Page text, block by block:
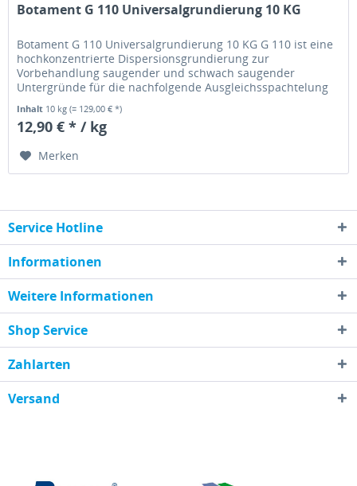
Botament G 110 Universalgrundierung 10 KG
Botament G 110 Universalgrundierung 10 KG G 110 ist eine
hochkonzentrierte Dispersionsgrundierung zur
Vorbehandlung saugender und schwach saugender
Untergründe für die nachfolgende Ausgleichsspachtelung
im Innenbereich. Bis 1 : 4...
Inhalt 10 kg(= 129,00 € *)
12,90 € * / kg
Merken
Service Hotline
Informationen
Weitere Informationen
Shop Service
Zahlarten
Versand